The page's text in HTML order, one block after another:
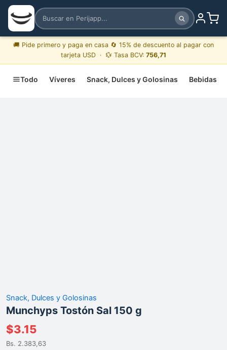
🚚 Pide primero y paga en casa 🔄 15% de descuento al pagar con
tarjeta USD · 💱 Tasa BCV: 756,71
Todo Víveres Snack, Dulces y Golosinas Bebidas
Snack, Dulces y Golosinas
Munchyps Tostón Sal 150 g
$3.15
Bs. 2.383,63